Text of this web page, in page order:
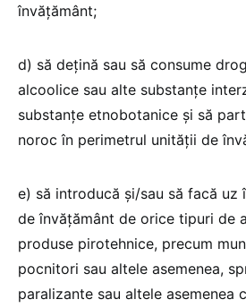
învățământ;
d) să dețină sau să consume
alcoolice sau alte substanțe
substanțe etnobotanice și să
noroc în perimetrul unității de
e) să introducă și/sau să facă uz
de învățământ de orice tipuri de
produse pirotehnice, precum
pocnitori sau altele asemenea,
paralizante sau altele asemenea